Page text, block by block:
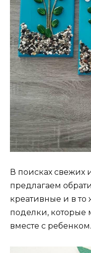
В поисках свежих
предлагаем
креативные и в
поделки, которые
вместе с ребенком.